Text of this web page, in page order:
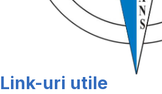
Link-uri utile